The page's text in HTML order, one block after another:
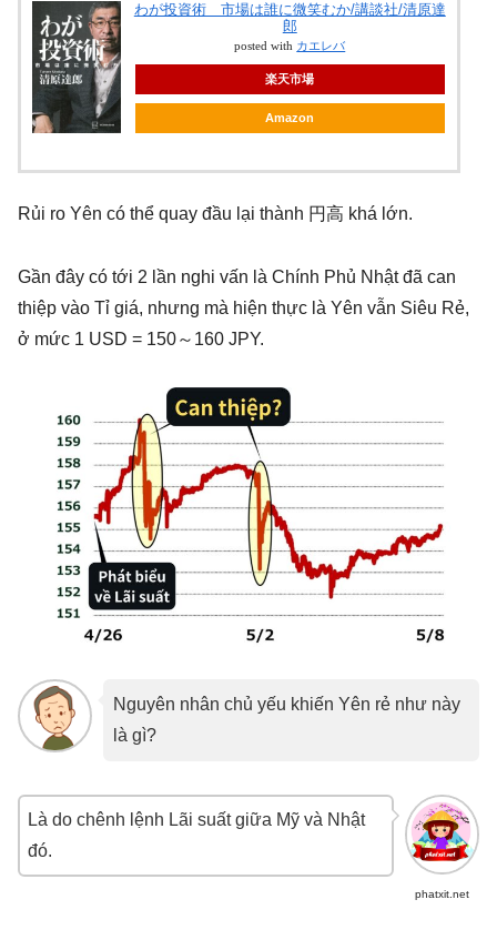
わが投資術 市場は誰に微笑むか/講談社/清原達
郎
posted with カエレバ
楽天市場
Amazon
Rủi ro Yên có thể quay đầu lại thành 円高 khá lớn.
Gần đây có tới 2 lần nghi vấn là Chính Phủ Nhật đã can
thiệp vào Tỉ giá, nhưng mà hiện thực là Yên vẫn Siêu Rẻ,
ở mức 1 USD = 150～160 JPY.
Nguyên nhân chủ yếu khiến Yên rẻ như này
là gì?
phatxit.net
Là do chênh lệnh Lãi suất giữa Mỹ và Nhật
đó.